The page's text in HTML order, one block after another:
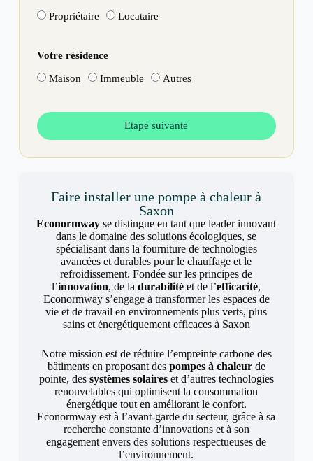
Propriétaire Locataire
Votre résidence
Maison Immeuble Autres
Etape suivante
Faire installer une pompe à chaleur à
Saxon
Econormway se distingue en tant que leader innovant
dans le domaine des solutions écologiques, se
spécialisant dans la fourniture de technologies
avancées et durables pour le chauffage et le
refroidissement. Fondée sur les principes de
l’innovation, de ladurabilité et de l’efficacité,
Econormway s’engage à transformer les espaces de
vie et de travail en environnements plus verts, plus
sains et énergétiquement efficaces à Saxon
Notre mission est de réduire l’empreinte carbone des
bâtiments en proposant des pompes à chaleurde
pointe, des systèmes solaireset d’autres technologies
renouvelables qui optimisent la consommation
énergétique tout en améliorant le confort.
Econormway est à l’avant-garde du secteur, grâce à sa
recherche constante d’innovations et à son
engagement envers des solutions respectueuses de
l’environnement.